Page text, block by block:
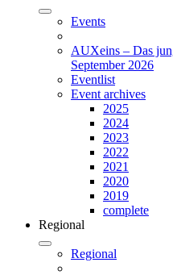
Events
AUXeins – Das
September 2026
Eventlist
Event archives
2025
2024
2023
2022
2021
2020
2019
complete
Regional
Regional